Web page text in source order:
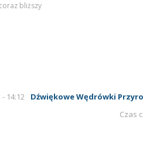
bliższy
14:12 Dźwiękowe Wędrówki
Czas